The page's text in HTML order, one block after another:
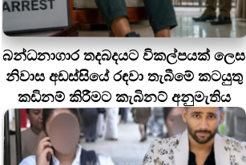
බන්ධනාගාර තදබදයට විකල්පයක් ලෙස
නිවාස අඩස්සියේ රඳවා තැබීමේ කටයුතු
කඩිනම් කිරීමට කැබිනට් අනුමැතිය